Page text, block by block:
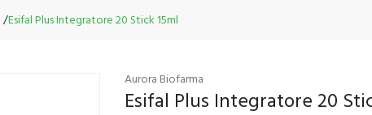
Esifal Plus Integratore 20 Stick 15ml
Aurora Biofarma
Esifal Plus Integratore 20